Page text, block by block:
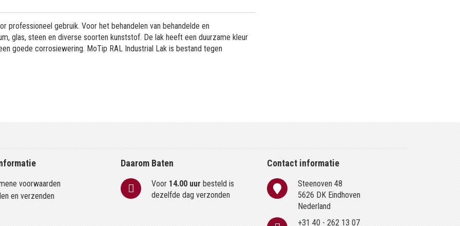
professioneel gebruik. Voor het behandelen van behandelde en
glas, steen en diverse soorten kunststof. De lak heeft een duurzame kleur
goede corrosiewering. MoTip RAL Industrial Lak is bestand tegen
voorwaarden
en verzenden
Daarom Baten
Voor 14.00 uur besteld is
dezelfde dag verzonden
Contact informatie
Steenoven 48
5626 DK Eindhoven
Nederland
+31 40 - 262 13 07